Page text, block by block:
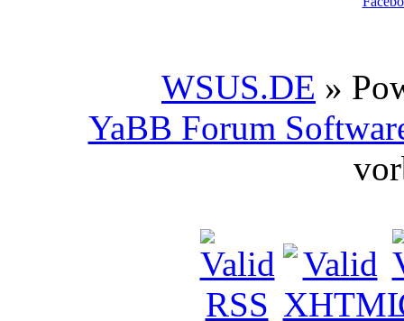
WSUS.DE »
YaBB Forum